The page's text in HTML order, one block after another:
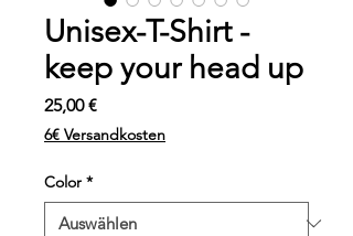
Unisex-T-Shirt -
keep your head up
25,00 €Preis
6€ Versandkosten
Color *